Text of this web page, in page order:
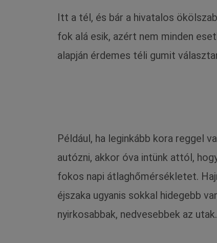
Itt a tél, és bár a hivatalos
fok alá esik, azért nem minden
alapján érdemes téli gumit
Például, ha leginkább kora reggel
autózni, akkor óva intünk attól,
fokos napi átlaghőmérsékletet.
éjszaka ugyanis sokkal hidegebb
nyirkosabbak, nedvesebbek az utak.